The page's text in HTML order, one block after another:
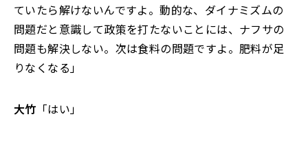
ていたら解けないんですよ。動的な、ダイナミズムの
問題だと意識して政策を打たないことには、ナフサの
問題も解決しない。次は食料の問題ですよ。肥料が足
りなくなる」
大竹 「はい」